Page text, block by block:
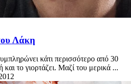
Λάκη
κάτι περισσότερο από 30
το γιορτάζει. Μαζί του μερικά ...